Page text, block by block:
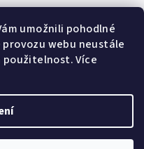
umožnili pohodlné
webu neustále
použitelnost. Více
práva vyhrazena.
cookies